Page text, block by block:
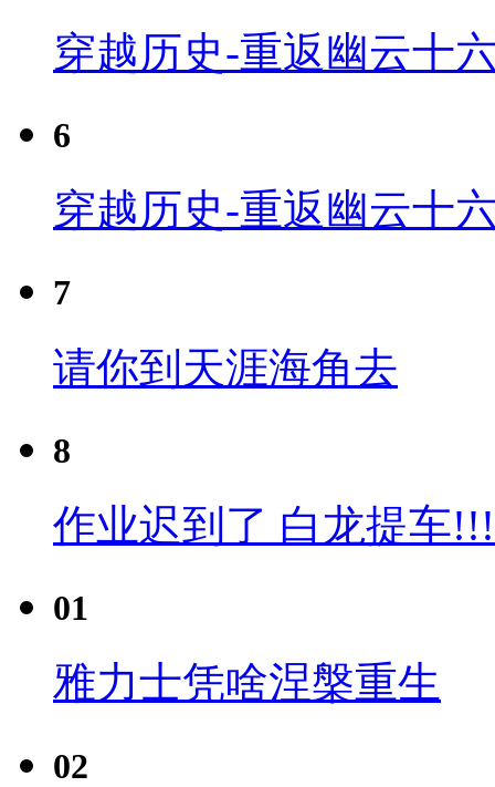
穿越历史-重返幽云十
6
穿越历史-重返幽云十
7
请你到天涯海角去
8
作业迟到了 白龙提车
01
雅力士凭啥涅槃重生
02